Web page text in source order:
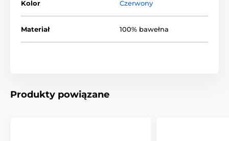
Kolor Czerwony
Materiał 100% bawełna
Produkty powiązane